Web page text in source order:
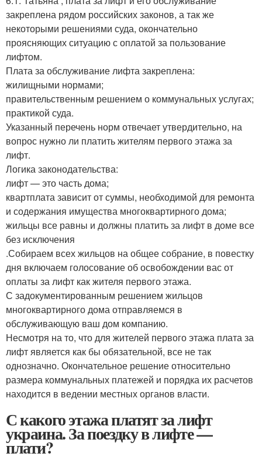
закреплена рядом российских законов, а так же
некоторыми решениями суда, окончательно
проясняющих ситуацию с оплатой за пользование
лифтом.
Плата за обслуживание лифта закреплена:
жилищными нормами;
правительственным решением о коммунальных услугах;
практикой суда.
Указанный перечень норм отвечает утвердительно, на
вопрос нужно ли платить жителям первого этажа за
лифт.
Логика законодательства:
лифт — это часть дома;
квартплата зависит от суммы, необходимой для ремонта
и содержания имущества многоквартирного дома;
жильцы все равны и должны платить за лифт в доме все
без исключения
.Собираем всех жильцов на общее собрание, в повестку
дня включаем голосование об освобождении вас от
оплаты за лифт как жителя первого этажа.
С задокументированным решением жильцов
многоквартирного дома отправляемся в
обслуживающую ваш дом компанию.
Несмотря на то, что для жителей первого этажа плата за
лифт является как бы обязательной, все не так
однозначно. Окончательное решение относительно
размера коммунальных платежей и порядка их расчетов
находится в ведении местных органов власти.
С какого этажа платят за лифт
украина. За поездку в лифте —
плати?